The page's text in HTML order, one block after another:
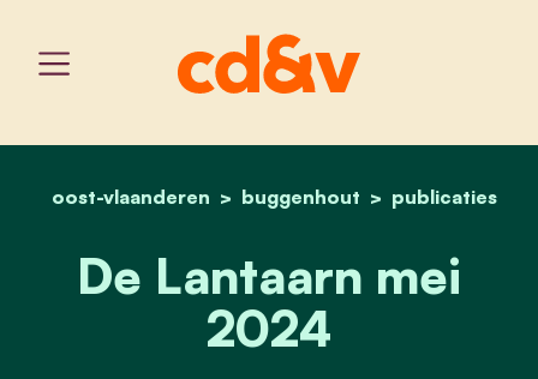
home
oost-vlaanderen buggenhout publicaties
de lantaarn mei 2024
De Lantaarn mei
2024